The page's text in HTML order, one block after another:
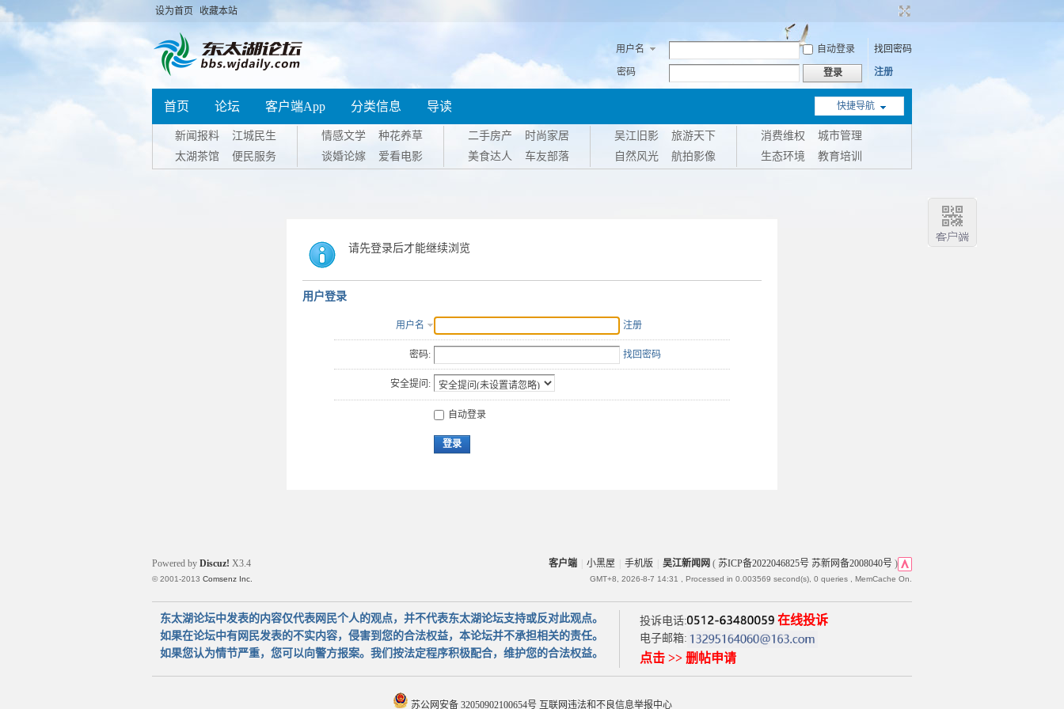
设为首页 收藏本站
用户名 自动登录 找回密码
密码 登录 注册
快捷导航
首页 论坛 客户端App 分类信息 导读
新闻报料
江城民生
太湖茶馆
便民服务
情感文学
种花养草
谈婚论嫁
爱看电影
二手房产
时尚家居
美食达人
车友部落
吴江旧影
旅游天下
自然风光
航拍影像
消费维权
城市管理
生态环境
教育培训
请先登录后才能继续浏览
用户登录
用户名 注册
密码: 找回密码
安全提问:
自动登录
登录
客户端 小黑屋 手机版 吴江新闻网 ( 苏ICP备2022046825号 苏新网备2008040号 )
GMT+8, 2026-8-7 14:31 , Processed in 0.003569 second(s), 0 queries , MemCache On.
Powered by Discuz! X3.4
© 2001-2013 Comsenz Inc.
东太湖论坛中发表的内容仅代表网民个人的观点，并不代表东太湖论坛支持或反对此观点。
如果在论坛中有网民发表的不实内容，侵害到您的合法权益，本论坛并不承担相关的责任。
如果您认为情节严重，您可以向警方报案。我们按法定程序积极配合，维护您的合法权益。
投诉电话: 在线投诉
电子邮箱:
点击 >> 删帖申请
苏公网安备 32050902100654号 互联网违法和不良信息举报中心